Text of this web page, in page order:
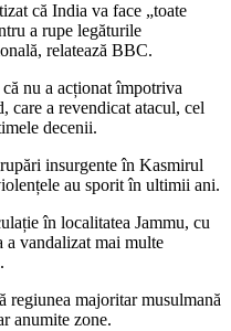
că India va face „toate
a rupe legăturile
relatează BBC.
nu a acționat împotriva
care a revendicat atacul, cel
decenii.
insurgente în Kasmirul
au sporit în ultimii ani.
în localitatea Jammu, cu
a vandalizat mai multe
regiunea majoritar musulmană
anumite zone.